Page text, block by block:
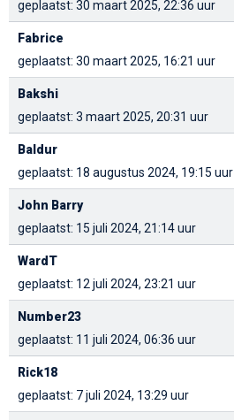
geplaatst: 30 maart 2025, 22:36 uur
Fabrice
geplaatst: 30 maart 2025, 16:21 uur
Bakshi
geplaatst: 3 maart 2025, 20:31 uur
Baldur
geplaatst: 18 augustus 2024, 19:15 uur
John Barry
geplaatst: 15 juli 2024, 21:14 uur
WardT
geplaatst: 12 juli 2024, 23:21 uur
Number23
geplaatst: 11 juli 2024, 06:36 uur
Rick18
geplaatst: 7 juli 2024, 13:29 uur